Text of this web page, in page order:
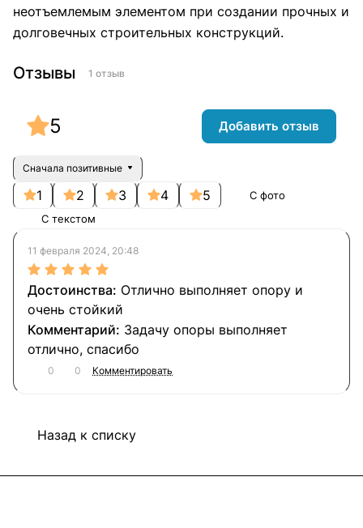
неотъемлемым элементом при создании прочных и
долговечных строительных конструкций.
Отзывы 1 отзыв
Сначала позитивные
1 2 3 4 5
С фото
С текстом
11 февраля 2024, 20:48
Отлично выполняет опору и
очень стойкий
Задачу опоры выполняет
отлично, спасибо
0 0 Комментировать
5 Добавить отзыв
Назад к списку